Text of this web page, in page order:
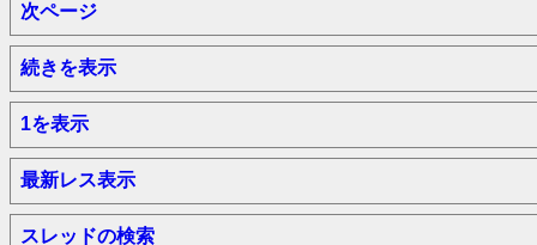
次ページ
続きを表示
1を表示
最新レス表示
スレッドの検索